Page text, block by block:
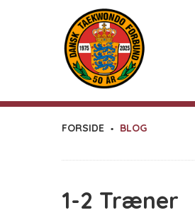
FORSIDE BLOG
1-2 Træner